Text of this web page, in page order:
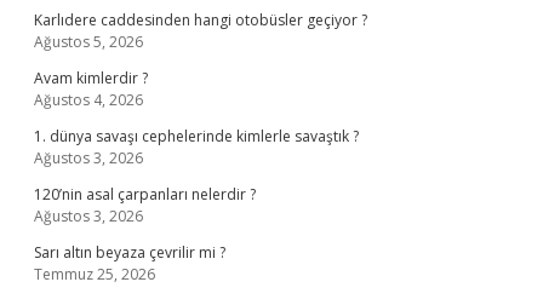
Karlıdere caddesinden hangi otobüsler geçiyor ?
Ağustos 5, 2026
Avam kimlerdir ?
Ağustos 4, 2026
1. dünya savaşı cephelerinde kimlerle savaştık ?
Ağustos 3, 2026
120’nin asal çarpanları nelerdir ?
Ağustos 3, 2026
Sarı altın beyaza çevrilir mi ?
Temmuz 25, 2026